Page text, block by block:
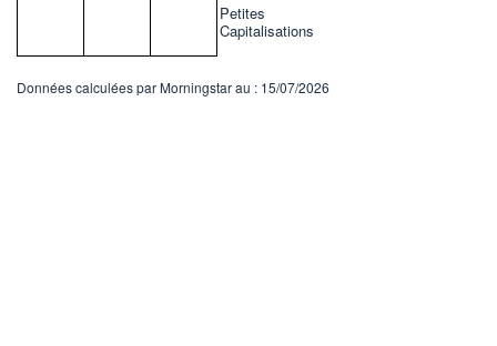
Petites
Capitalisations
Données calculées par Morningstar au : 15/07/2026